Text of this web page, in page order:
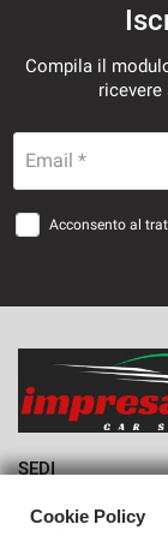
Compila il
Email *
Acconsento al
SEDI
Cookie Policy